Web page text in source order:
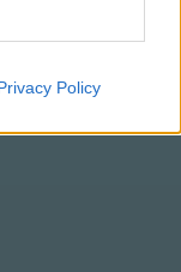
to
or
Policy